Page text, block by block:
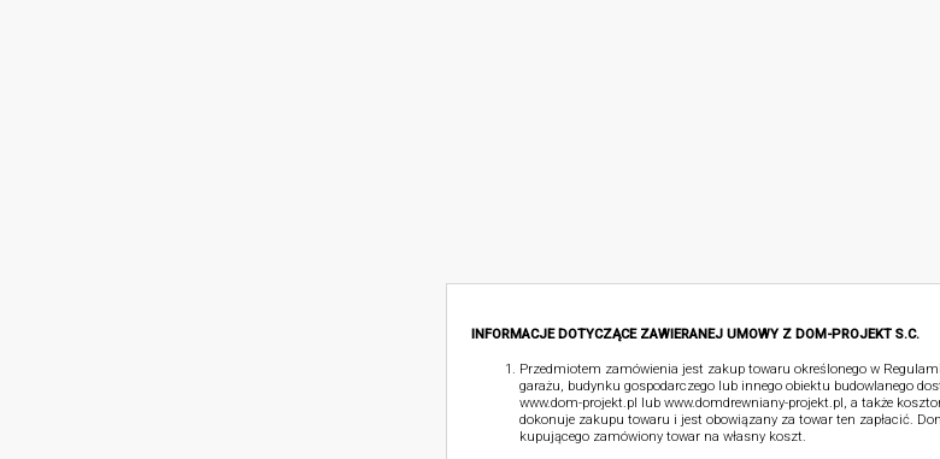
INFORMACJE DOTYCZĄCE ZAWIERANEJ UMOWY Z DOM-PROJEKT S.C.
Przedmiotem zamówienia jest zakup towaru określonego w
garażu, budynku gospodarczego lub innego obiektu budowlanego
www.dom-projekt.pl lub www.domdrewniany-projekt.pl, a także
dokonuje zakupu towaru i jest obowiązany za towar ten zapłacić.
kupującego zamówiony towar na własny koszt.